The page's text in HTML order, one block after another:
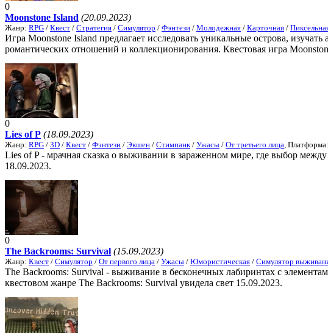
0
Moonstone Island (20.09.2023)
Жанр: RPG / Квест / Стратегия / Симулятор / Фэнтези / Молодежная / Карточная /
Игра Moonstone Island предлагает исследовать уникальные острова,
романтических отношений и коллекционирования. Квестовая игра
0
Lies of P (18.09.2023)
Жанр: RPG / 3D / Квест / Фэнтези / Экшен / Стимпанк / Ужасы / От третьего лица , Платформа:
Lies of P - мрачная сказка о выживании в зараженном мире, где выбор
18.09.2023.
0
The Backrooms: Survival (15.09.2023)
Жанр: Квест / Симулятор / От первого лица / Ужасы / Юмористическая / Симулятор
The Backrooms: Survival - выживание в бесконечных лабиринтах с
квестовом жанре The Backrooms: Survival увидела свет 15.09.2023.